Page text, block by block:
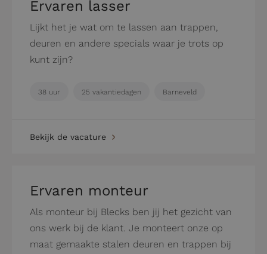
Ervaren lasser
Lijkt het je wat om te lassen aan trappen,
deuren en andere specials waar je trots op
kunt zijn?
38 uur 25 vakantiedagen Barneveld
Bekijk de vacature
Ervaren monteur
Als monteur bij Blecks ben jij het gezicht van
ons werk bij de klant. Je monteert onze op
maat gemaakte stalen deuren en trappen bij